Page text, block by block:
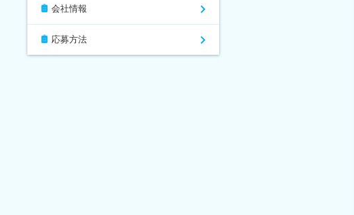
会社情報
応募方法